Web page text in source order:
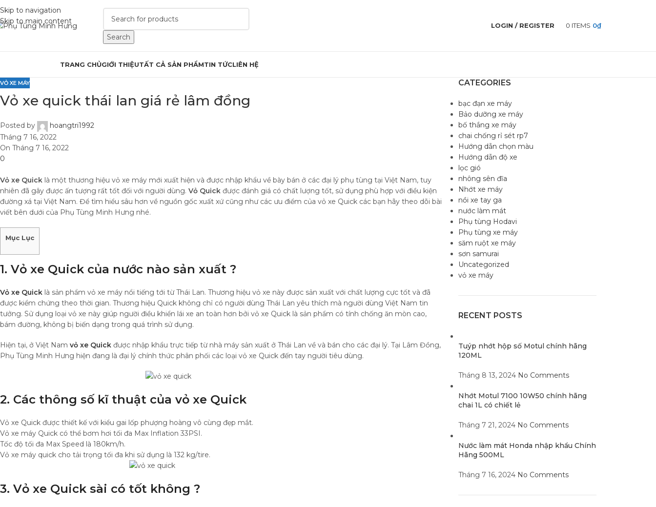
Skip to navigation
Skip to main content
Search
LOGIN / REGISTER 0 ITEMS 0₫
TRANG CHỦGIỚI THIỆUTẤT CẢ SẢN PHẨMTIN TỨCLIÊN HỆ
VỎ XE MÁY
Vỏ xe quick thái lan giá rẻ lâm đồng
Posted by
hoangtri1992
Tháng 7 16, 2022
On Tháng 7 16, 2022
0
Vỏ xe Quick là một thương hiệu vỏ xe máy mới xuất hiện và được nhập khẩu về bày bán ở các đại lý phụ tùng tại Việt Nam, tuy
nhiên đã gây được ấn tượng rất tốt đối với người dùng. Vỏ Quick được đánh giá có chất lượng tốt, sử dụng phù hợp với điều kiện
đường xá tại Việt Nam. Để tìm hiểu sâu hơn về nguồn gốc xuất xứ cũng như các ưu điểm của vỏ xe Quick các bạn hãy theo dõi bài
viết bên dưới của Phụ Tùng Minh Hưng nhé.
Mục Lục
1. Vỏ xe Quick của nước nào sản xuất ?
Vỏ xe Quick là sản phẩm vỏ xe máy nổi tiếng tới từ Thái Lan. Thương hiệu vỏ xe này được sản xuất với chất lượng cực tốt và đã
được kiểm chứng theo thời gian. Thương hiệu Quick không chỉ có người dùng Thái Lan yêu thích mà người dùng Việt Nam tin
tưởng. Sử dụng loại vỏ xe này giúp người điều khiển lái xe an toàn hơn bởi vỏ xe Quick là sản phẩm có tính chống ăn mòn cao,
bám đường, không bị biến dạng trong quá trình sử dụng.
Hiện tại, ở Việt Nam vỏ xe Quick được nhập khẩu trực tiếp từ nhà máy sản xuất ở Thái Lan về và bán cho các đại lý. Tại Lâm Đồng,
Phụ Tùng Minh Hưng hiện đang là đại lý chính thức phân phối các loại vỏ xe Quick đến tay người tiêu dùng.
2. Các thông số kĩ thuật của vỏ xe Quick
Vỏ xe Quick được thiết kế với kiểu gai lốp phượng hoàng vô cùng đẹp mắt.
Vỏ xe máy Quick có thể bơm hơi tối đa Max Inflation 33PSI.
Tốc độ tối đa Max Speed là 180km/h.
Vỏ xe máy quick cho tải trọng tối đa khi sử dụng là 132 kg/tire.
3. Vỏ xe Quick sài có tốt không ?
CATEGORIES
bạc đạn xe máy
Bảo dưỡng xe máy
bố thắng xe máy
chai chống rỉ sét rp7
Hướng dẫn chọn màu
Hướng dẫn độ xe
lọc gió
nhông sên đĩa
Nhớt xe máy
nồi xe tay ga
nước làm mát
Phụ tùng Hodavi
Phụ tùng xe máy
săm ruột xe máy
sơn samurai
Uncategorized
vỏ xe máy
RECENT POSTS
Tuýp nhớt hộp số Motul chính hãng
120ML
Tháng 8 13, 2024 No Comments
Nhớt Motul 7100 10W50 chính hãng
chai 1L có chiết lẻ
Tháng 7 21, 2024 No Comments
Nước làm mát Honda nhập khẩu Chính
Hãng 500ML
Tháng 7 16, 2024 No Comments